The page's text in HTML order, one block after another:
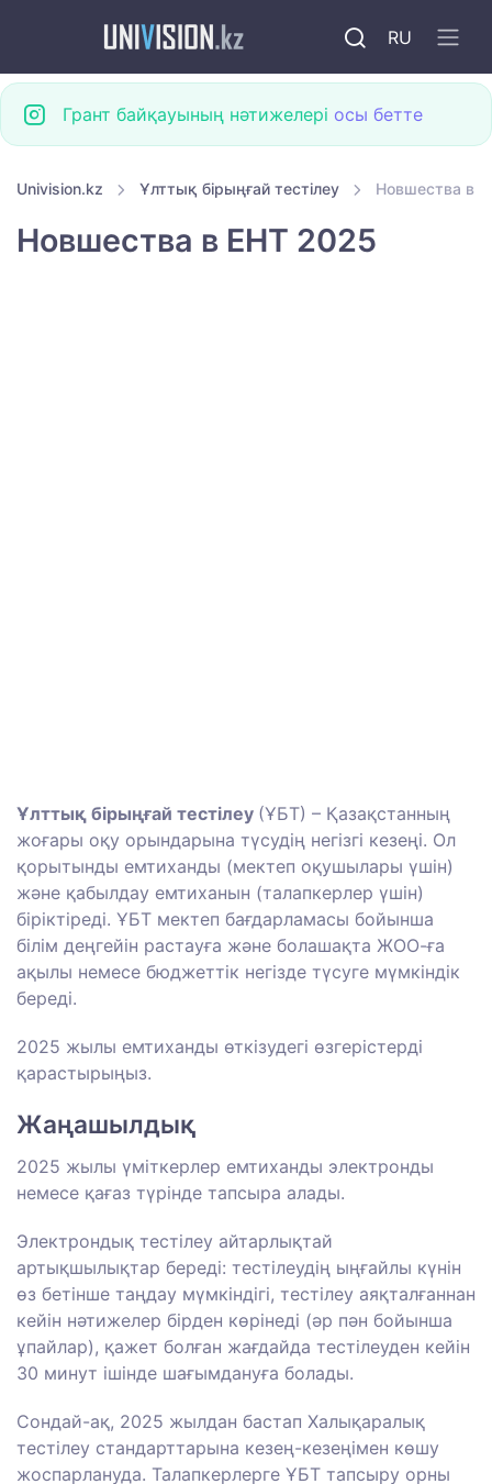
RU
Грант байқауының нәтижелері осы бетте
Univision.kz Ұлттық бірыңғай тестілеу Новшества в
Новшества в ЕНТ 2025
Ұлттық бірыңғай тестілеу (ҰБТ) – Қазақстанның
жоғары оқу орындарына түсудің негізгі кезеңі. Ол
қорытынды емтиханды (мектеп оқушылары үшін)
және қабылдау емтиханын (талапкерлер үшін)
біріктіреді. ҰБТ мектеп бағдарламасы бойынша
білім деңгейін растауға және болашақта ЖОО-ға
ақылы немесе бюджеттік негізде түсуге мүмкіндік
береді.
2025 жылы емтиханды өткізудегі өзгерістерді
қарастырыңыз.
Жаңашылдық
2025 жылы үміткерлер емтиханды электронды
немесе қағаз түрінде тапсыра алады.
Электрондық тестілеу айтарлықтай
артықшылықтар береді: тестілеудің ыңғайлы күнін
өз бетінше таңдау мүмкіндігі, тестілеу аяқталғаннан
кейін нәтижелер бірден көрінеді (әр пән бойынша
ұпайлар), қажет болған жағдайда тестілеуден кейін
30 минут ішінде шағымдануға болады.
Сондай-ақ, 2025 жылдан бастап Халықаралық
тестілеу стандарттарына кезең-кезеңімен көшу
жоспарлануда. Талапкерлерге ҰБТ тапсыру орны